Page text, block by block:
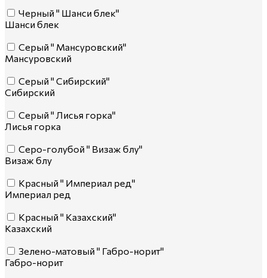
Черный " Шанси блек"
Шанси блек
Серый " Мансуровский"
Мансуровский
Серый " Сибирский"
Сибирский
Серый " Лисья горка"
Лисья горка
Серо-голубой " Визаж блу"
Визаж блу
Красный " Империал ред"
Империал ред
Красный " Казахский"
Казахский
Зелено-матовый " Габро-норит"
Габро-норит